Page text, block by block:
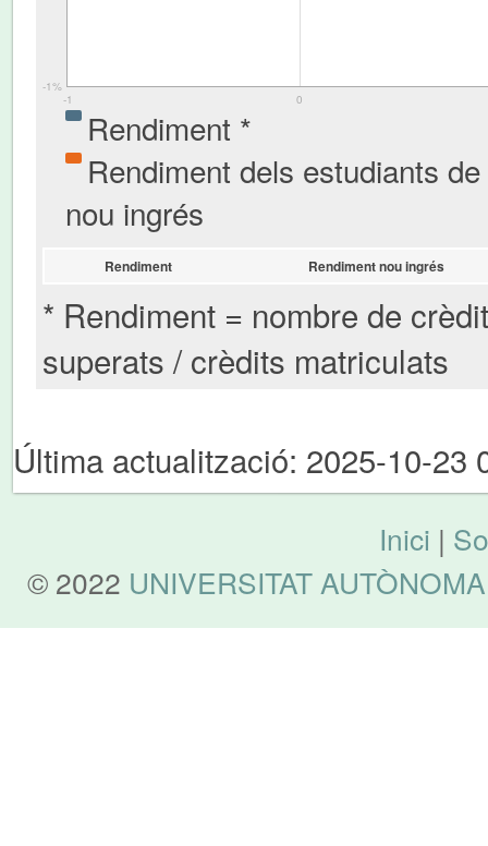
-1 0
-1%
Rendiment *
Rendiment dels estudiants de
nou ingrés
Rendiment Rendiment nou ingrés
* Rendiment = nombre de
superats / crèdits matriculats
Última actualització: 2025-10-23
Inici |
© 2022 UNIVERSITAT